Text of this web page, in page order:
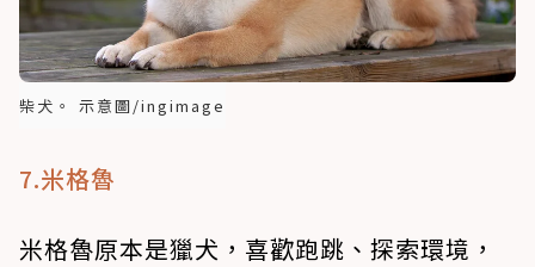
柴犬。 示意圖/ingimage
7.米格魯
米格魯原本是獵犬，喜歡跑跳、探索環境，